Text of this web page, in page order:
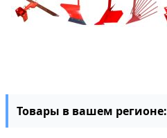
Товары в вашем регионе: